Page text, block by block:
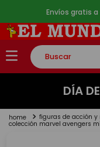
Envíos gratis a
Buscar
TÉRMINOS MÁS
2.
lego
DÍA
figuras de acción y
colección marvel avengers